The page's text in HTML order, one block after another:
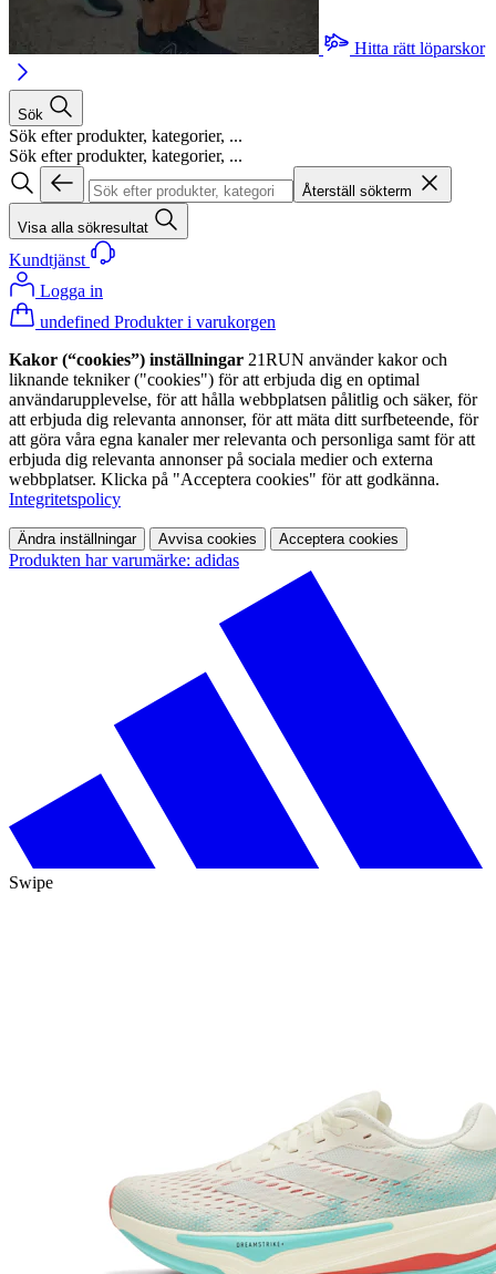
Hitta rätt löparskor
Sök
Sök efter produkter, kategorier, ...
Sök efter produkter, kategorier, ...
Återställ sökterm
Visa alla sökresultat
Kundtjänst
Logga in
undefined Produkter i varukorgen
Kakor (“cookies”) inställningar 21RUN använder kakor och
liknande tekniker ("cookies") för att erbjuda dig en optimal
användarupplevelse, för att hålla webbplatsen pålitlig och säker, för
att erbjuda dig relevanta annonser, för att mäta ditt surfbeteende, för
att göra våra egna kanaler mer relevanta och personliga samt för att
erbjuda dig relevanta annonser på sociala medier och externa
webbplatser. Klicka på "Acceptera cookies" för att godkänna.
Integritetspolicy
Ändra inställningar Avvisa cookies Acceptera cookies
Produkten har varumärke: adidas
Swipe